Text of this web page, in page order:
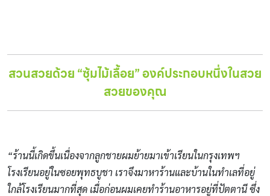
สวนสวยด้วย “ซุ้มไม้เลื้อย” องค์ประกอบหนึ่งในสวย
สวยของคุณ
“ร้านนี้เกิดขึ้นเนื่องจากลูกชายผมย้ายมาเข้าเรียนในกรุงเทพฯ
โรงเรียนอยู่ในซอยพุทธบูชา เราจึงมาหาร้านและบ้านในทำเลที่อยู่
ใกล้โรงเรียนมากที่สุด เมื่อก่อนผมเคยทำร้านอาหารอยู่ที่ปัตตานี ซึ่ง